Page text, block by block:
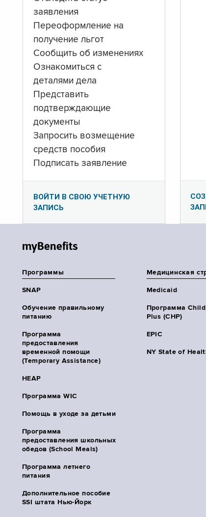
заявления
Переоформление на
получение льгот
Сообщить об изменениях
Ознакомиться с
деталями дела
Представить
подтверждающие
документы
Запросить возмещение
средств пособия
Подписать заявление
ВОЙТИ В СВОЮ УЧЕТНУЮ
ЗАПИСЬ
myBenefits
Программы
SNAP
Обучение правильному
питанию
Программа
предоставления
временной помощи
(Temporary Assistance)
HEAP
Программа WIC
Помощь в уходе за детьми
Программа
предоставления школьных
обедов (School Meals)
Программа летнего
питания
Дополнительное пособие
SSI штата Нью-Йорк
Медицинская
Medicaid
Программа
Plus (CHP)
EPIC
NY State of